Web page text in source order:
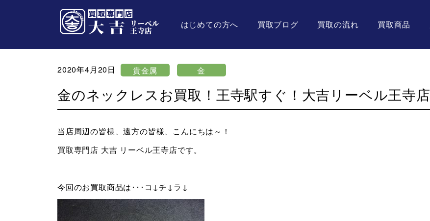
はじめての方へ 買取ブログ 買取の流れ 買取商品
2020年4月20日 貴金属 金
金のネックレスお買取！王寺駅すぐ！大吉リーベル王寺店
当店周辺の皆様、遠方の皆様、こんにちは～！
買取専門店 大吉 リーベル王寺店です。
今回のお買取商品は･･･コ↓チ↓ラ↓